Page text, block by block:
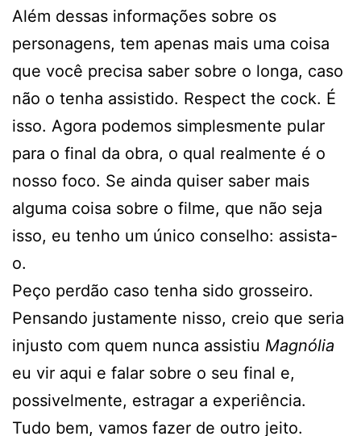
Além dessas informações sobre os
personagens, tem apenas mais uma coisa
que você precisa saber sobre o longa, caso
não o tenha assistido. Respect the cock. É
isso. Agora podemos simplesmente pular
para o final da obra, o qual realmente é o
nosso foco. Se ainda quiser saber mais
alguma coisa sobre o filme, que não seja
isso, eu tenho um único conselho: assista-
o.
Peço perdão caso tenha sido grosseiro.
Pensando justamente nisso, creio que seria
injusto com quem nunca assistiu Magnólia
eu vir aqui e falar sobre o seu final e,
possivelmente, estragar a experiência.
Tudo bem, vamos fazer de outro jeito.